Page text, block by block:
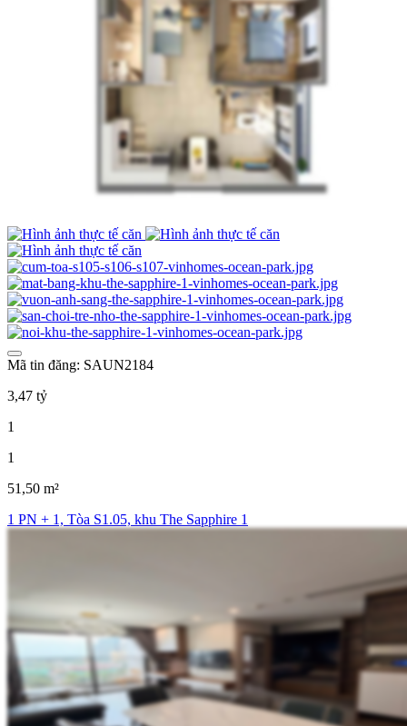
Mã tin đăng: SAUN2184
3,47 tỷ
1
1
51,50 m²
1 PN + 1, Tòa S1.05, khu The Sapphire 1